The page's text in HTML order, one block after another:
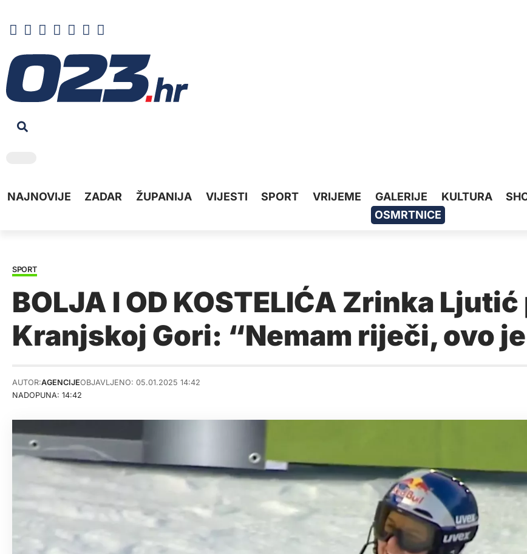
NAJNOVIJE ZADAR ŽUPANIJA VIJESTI SPORT VRIJEME GALERIJE KULTURA
OSMRTNICE
SPORT
BOLJA I OD KOSTELIĆA Zrinka
Kranjskoj Gori: “Nemam riječi, ovo
NADOPUNA: 14:42
AUTOR:AGENCIJEOBJAVLJENO: 05.01.2025 14:42